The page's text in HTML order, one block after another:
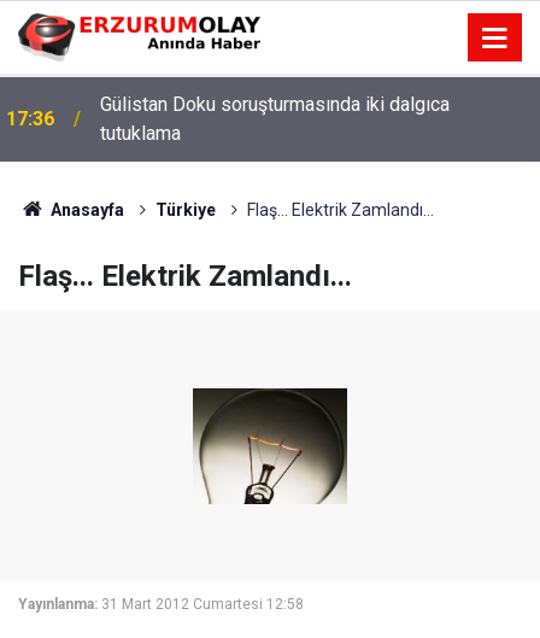
17:36
Gülistan Doku soruşturmasında iki dalgıca
tutuklama
Anasayfa Türkiye Flaş... Elektrik Zamlandı...
Flaş... Elektrik Zamlandı...
Yayınlanma: 31 Mart 2012 Cumartesi 12:58